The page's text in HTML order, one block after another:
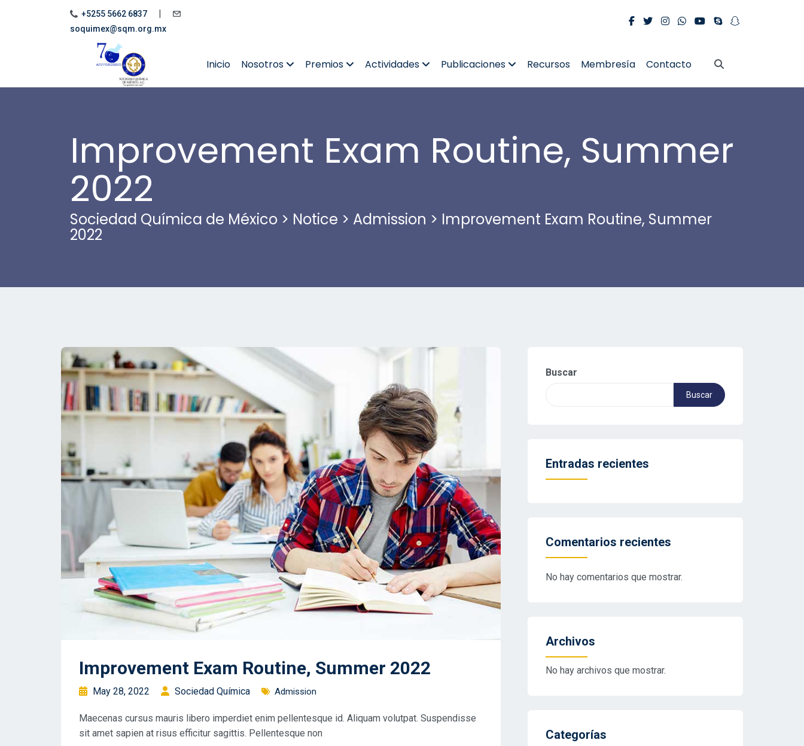
+5255 5662 6837 |
soquimex@sqm.org.mx
Inicio Nosotros Premios Actividades Publicaciones Recursos Membresía Contacto
Improvement Exam Routine, Summer
2022
Sociedad Química de México > Notice > Admission > Improvement Exam Routine, Summer
2022
Improvement Exam Routine, Summer 2022
May 28, 2022 Sociedad Química Admission
Maecenas cursus mauris libero imperdiet enim pellentesque id. Aliquam volutpat. Suspendisse
sit amet sapien at risus efficitur sagittis. Pellentesque non
Buscar
Buscar
Entradas recientes
Comentarios recientes
No hay comentarios que mostrar.
Archivos
No hay archivos que mostrar.
Categorías